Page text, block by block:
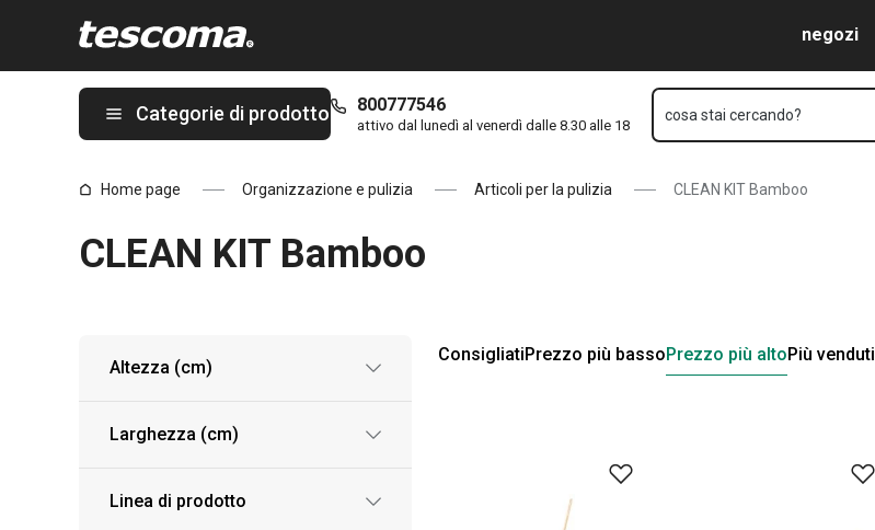
negozi
Categorie di prodotto 800777546
attivo dal lunedì al venerdì dalle 8.30 alle 18
cosa stai cercando?
Home page Organizzazione e pulizia Articoli per la pulizia CLEAN KIT Bamboo
CLEAN KIT Bamboo
Altezza (cm)
Larghezza (cm)
Linea di prodotto
ConsigliatiPrezzo più bassoPrezzo più altoPiù venduti